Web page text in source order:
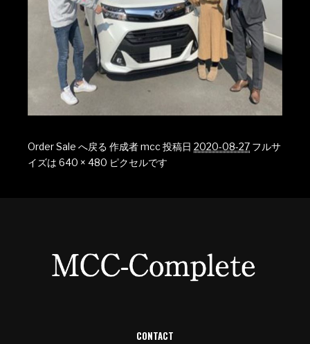
Order Sale へ戻る 作成者mcc投稿日 2020-08-27 フルサ
イズは 640 × 480 ピクセルです
CONTACT